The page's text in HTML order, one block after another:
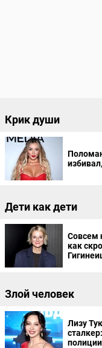
Крик души
Дети как дети
Совсем
как
Злой человек
Лизу
полиции